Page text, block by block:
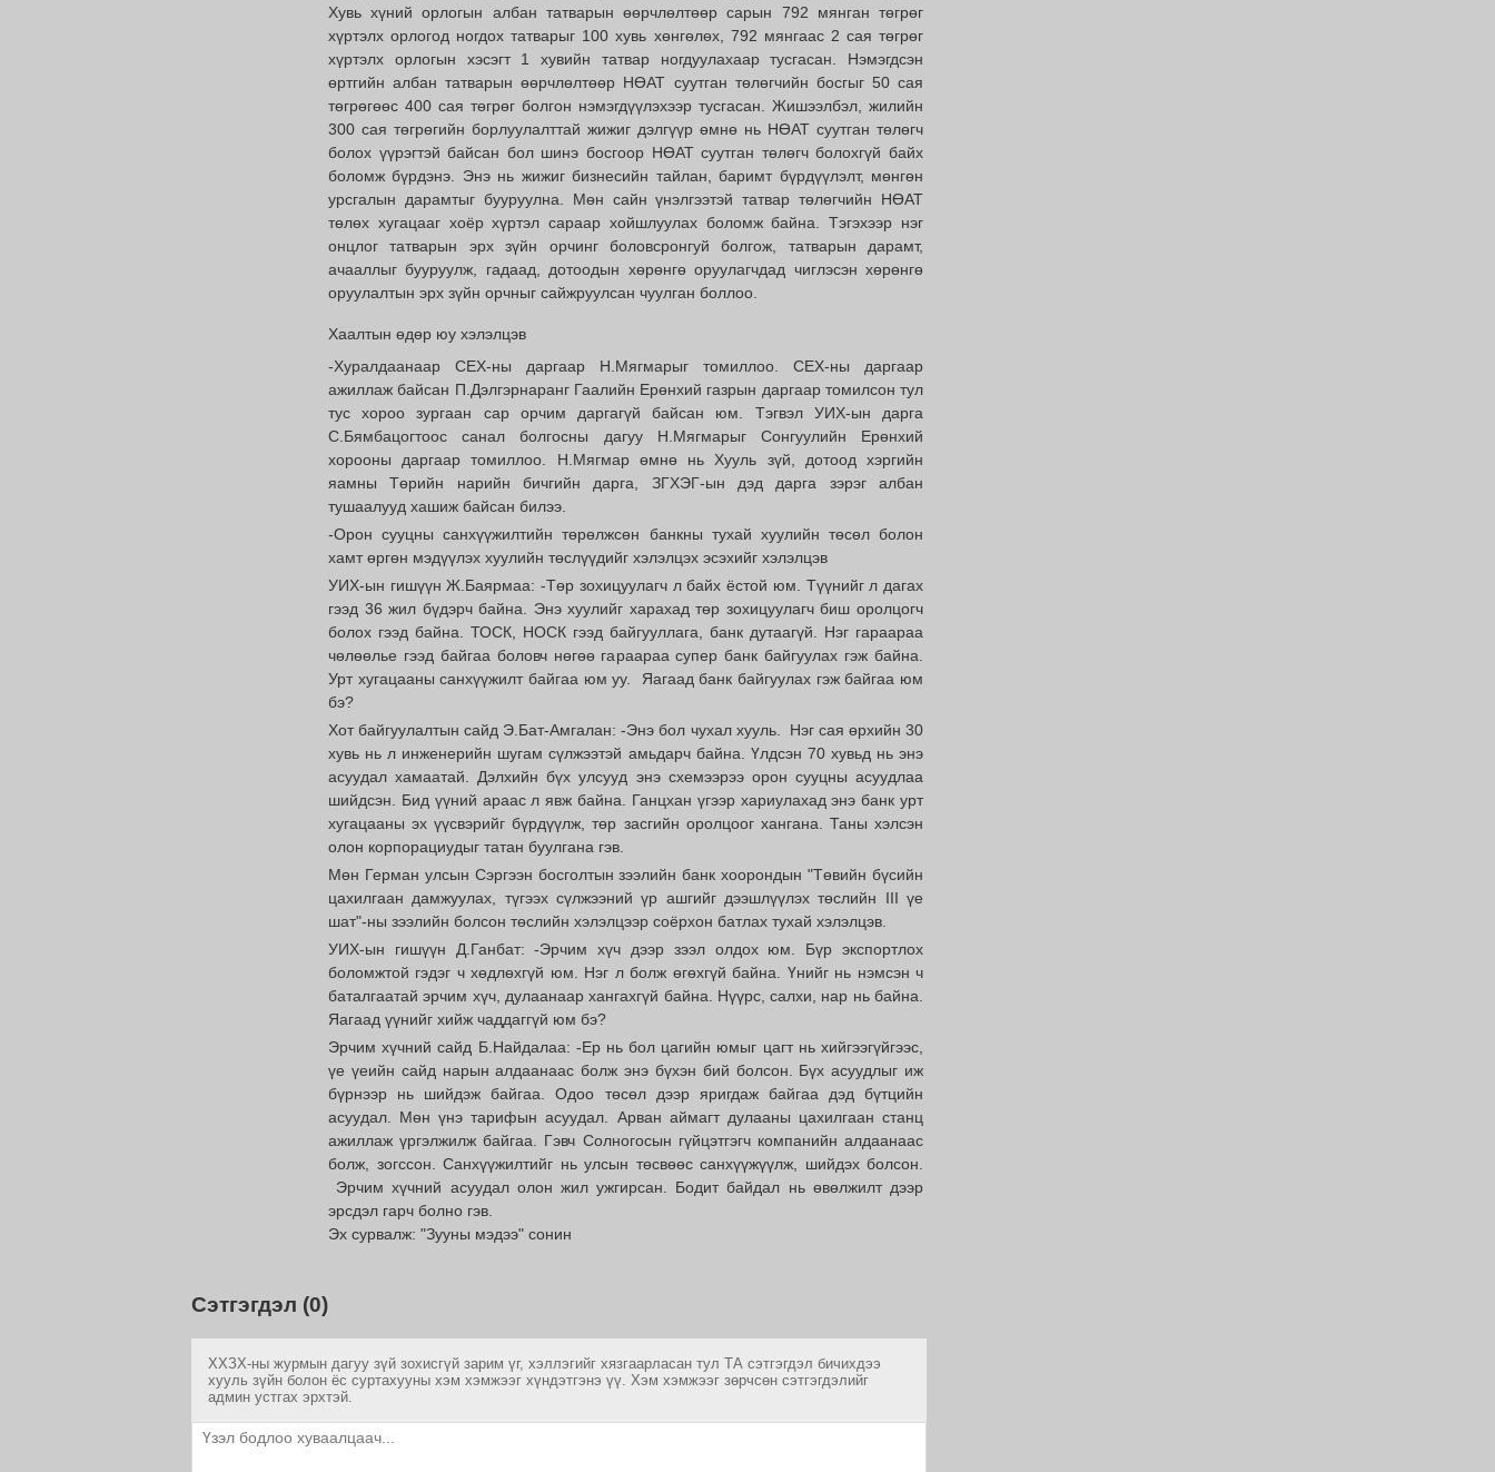
Хувь хүний орлогын албан татварын өөрчлөлтөөр сарын 792 мянган төгрөг
хүртэлх орлогод ногдох татварыг 100 хувь хөнгөлөх, 792 мянгаас 2 сая төгрөг
хүртэлх орлогын хэсэгт 1 хувийн татвар ногдуулахаар тусгасан. Нэмэгдсэн
өртгийн албан татварын өөрчлөлтөөр НӨАТ суутган төлөгчийн босгыг 50 сая
төгрөгөөс 400 сая төгрөг болгон нэмэгдүүлэхээр тусгасан. Жишээлбэл, жилийн
300 сая төгрөгийн борлуулалттай жижиг дэлгүүр өмнө нь НӨАТ суутган төлөгч
болох үүрэгтэй байсан бол шинэ босгоор НӨАТ суутган төлөгч болохгүй байх
боломж бүрдэнэ. Энэ нь жижиг бизнесийн тайлан, баримт бүрдүүлэлт, мөнгөн
урсгалын дарамтыг бууруулна. Мөн сайн үнэлгээтэй татвар төлөгчийн НӨАТ
төлөх хугацааг хоёр хүртэл сараар хойшлуулах боломж байна. Тэгэхээр нэг
онцлог татварын эрх зүйн орчинг боловсронгуй болгож, татварын дарамт,
ачааллыг бууруулж, гадаад, дотоодын хөрөнгө оруулагчдад чиглэсэн хөрөнгө
оруулалтын эрх зүйн орчныг сайжруулсан чуулган боллоо.
Хаалтын өдөр юу хэлэлцэв
-Хуралдаанаар СЕХ-ны даргаар Н.Мягмарыг томиллоо. СЕХ-ны даргаар
ажиллаж байсан П.Дэлгэрнаранг Гаалийн Ерөнхий газрын даргаар томилсон тул
тус хороо зургаан сар орчим даргагүй байсан юм. Тэгвэл УИХ-ын дарга
С.Бямбацогтоос санал болгосны дагуу Н.Мягмарыг Сонгуулийн Ерөнхий
хорооны даргаар томиллоо. Н.Мягмар өмнө нь Хууль зүй, дотоод хэргийн
яамны Төрийн нарийн бичгийн дарга, ЗГХЭГ-ын дэд дарга зэрэг албан
тушаалууд хашиж байсан билээ.
-Орон сууцны санхүүжилтийн төрөлжсөн банкны тухай хуулийн төсөл болон
хамт өргөн мэдүүлэх хуулийн төслүүдийг хэлэлцэх эсэхийг хэлэлцэв
УИХ-ын гишүүн Ж.Баярмаа: -Төр зохицуулагч л байх ёстой юм. Түүнийг л дагах
гээд 36 жил бүдэрч байна. Энэ хуулийг харахад төр зохицуулагч биш оролцогч
болох гээд байна. ТОСК, НОСК гээд байгууллага, банк дутаагүй. Нэг гараараа
чөлөөлье гээд байгаа боловч нөгөө гараараа супер банк байгуулах гэж байна.
Урт хугацааны санхүүжилт байгаа юм уу. Яагаад банк байгуулах гэж байгаа юм
бэ?
Хот байгуулалтын сайд Э.Бат-Амгалан: -Энэ бол чухал хууль. Нэг сая өрхийн 30
хувь нь л инженерийн шугам сүлжээтэй амьдарч байна. Үлдсэн 70 хувьд нь энэ
асуудал хамаатай. Дэлхийн бүх улсууд энэ схемээрээ орон сууцны асуудлаа
шийдсэн. Бид үүний араас л явж байна. Ганцхан үгээр хариулахад энэ банк урт
хугацааны эх үүсвэрийг бүрдүүлж, төр засгийн оролцоог хангана. Таны хэлсэн
олон корпорациудыг татан буулгана гэв.
Мөн Герман улсын Сэргээн босголтын зээлийн банк хоорондын "Төвийн бүсийн
цахилгаан дамжуулах, түгээх сүлжээний үр ашгийг дээшлүүлэх төслийн III үе
шат"-ны зээлийн болсон төслийн хэлэлцээр соёрхон батлах тухай хэлэлцэв.
УИХ-ын гишүүн Д.Ганбат: -Эрчим хүч дээр зээл олдох юм. Бүр экспортлох
боломжтой гэдэг ч хөдлөхгүй юм. Нэг л болж өгөхгүй байна. Үнийг нь нэмсэн ч
баталгаатай эрчим хүч, дулаанаар хангахгүй байна. Нүүрс, салхи, нар нь байна.
Яагаад үүнийг хийж чаддаггүй юм бэ?
Эрчим хүчний сайд Б.Найдалаа: -Ер нь бол цагийн юмыг цагт нь хийгээгүйгээс,
үе үеийн сайд нарын алдаанаас болж энэ бүхэн бий болсон. Бүх асуудлыг иж
бүрнээр нь шийдэж байгаа. Одоо төсөл дээр яригдаж байгаа дэд бүтцийн
асуудал. Мөн үнэ тарифын асуудал. Арван аймагт дулааны цахилгаан станц
ажиллаж үргэлжилж байгаа. Гэвч Солногосын гүйцэтгэгч компанийн алдаанаас
болж, зогссон. Санхүүжилтийг нь улсын төсвөөс санхүүжүүлж, шийдэх болсон.
Эрчим хүчний асуудал олон жил ужгирсан. Бодит байдал нь өвөлжилт дээр
эрсдэл гарч болно гэв.
Эх сурвалж: "Зууны мэдээ" сонин
Сэтгэгдэл (0)
ХХЗХ-ны журмын дагуу зүй зохисгүй зарим үг, хэллэгийг хязгаарласан тул ТА сэтгэгдэл бичихдээ
хууль зүйн болон ёс суртахууны хэм хэмжээг хүндэтгэнэ үү. Хэм хэмжээг зөрчсөн сэтгэгдэлийг
админ устгах эрхтэй.